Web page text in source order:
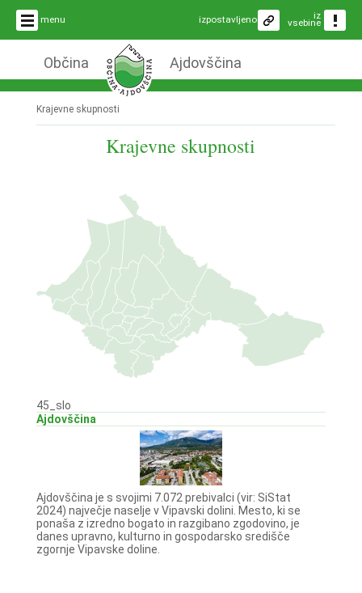
menu iz
vsebine
izpostavljeno
Občina Ajdovščina
Krajevne skupnosti
Krajevne skupnosti
45_slo
Ajdovščina
Ajdovščina je s svojimi 7.072 prebivalci (vir: SiStat
2024) največje naselje v Vipavski dolini. Mesto, ki se
ponaša z izredno bogato in razgibano zgodovino, je
danes upravno, kulturno in gospodarsko središče
zgornje Vipavske doline.